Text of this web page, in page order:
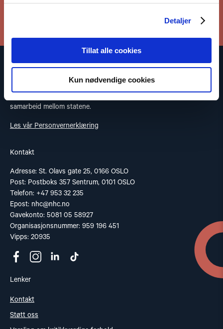
Detaljer
Tillat alle cookies
Kun nødvendige cookies
Helsingforserklæringen som fastslår at respekt for
samarbeid mellom statene.
Les vår Personvernerklæring
Kontakt
Adresse: St. Olavs gate 25, 0166 OSLO
Post: Postboks 357 Sentrum, 0101 OSLO
Telefon: +47 953 32 235
Epost: nhc@nhc.no
Gavekonto: 5081 05 58927
Organisasjonsnummer: 959 196 451
Vipps: 20935
Lenker
Kontakt
Støtt oss